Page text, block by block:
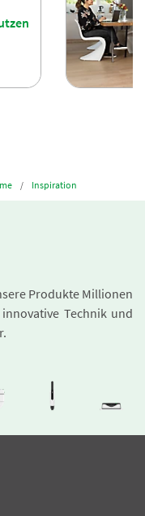
Inspiration
Produkte Millionen
Technik und